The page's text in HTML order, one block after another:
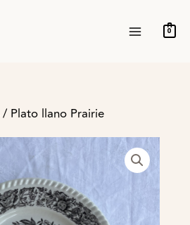
MENU
0
/ Plato llano Prairie